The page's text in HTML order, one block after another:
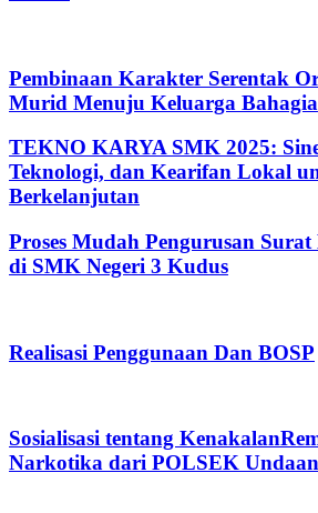
Pembinaan Karakter Serentak
Murid Menuju Keluarga Bahagia
TEKNO KARYA SMK 2025:
Teknologi, dan Kearifan Lokal
Berkelanjutan
Proses Mudah Pengurusan Surat
di SMK Negeri 3 Kudus
Realisasi Penggunaan Dan BOSP
Sosialisasi tentang
Narkotika dari POLSEK Undaan